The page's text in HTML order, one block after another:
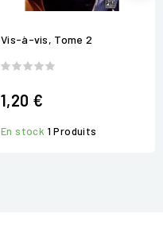
Vis-à-vis, Tome 2
1,20 €
En stock 1 Produits